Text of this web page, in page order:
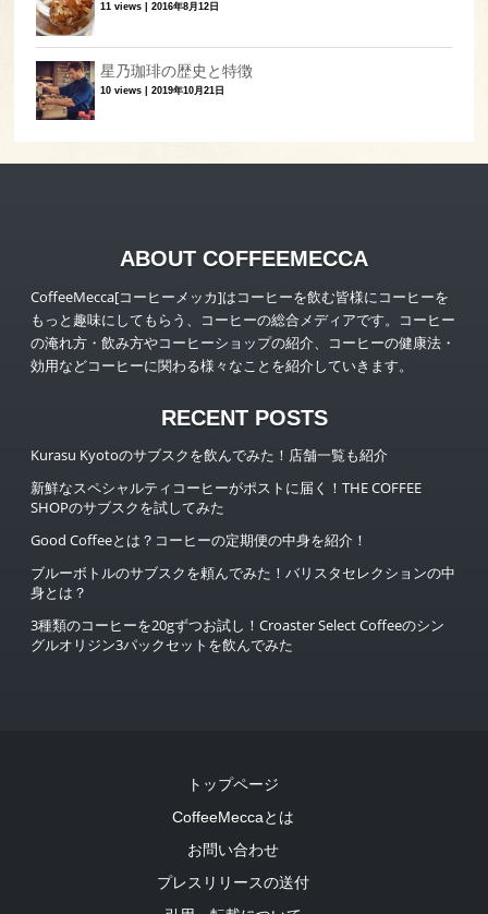
11 views |2016年8月12日
星乃珈琲の歴史と特徴
10 views |2019年10月21日
ABOUT COFFEEMECCA
CoffeeMecca[コーヒーメッカ]はコーヒーを飲む皆様にコーヒーを
もっと趣味にしてもらう、コーヒーの総合メディアです。コーヒー
の淹れ方・飲み方やコーヒーショップの紹介、コーヒーの健康法・
効用などコーヒーに関わる様々なことを紹介していきます。
RECENT POSTS
Kurasu Kyotoのサブスクを飲んでみた！店舗一覧も紹介
新鮮なスペシャルティコーヒーがポストに届く！THE COFFEE
SHOPのサブスクを試してみた
Good Coffeeとは？コーヒーの定期便の中身を紹介！
ブルーボトルのサブスクを頼んでみた！バリスタセレクションの中
身とは？
3種類のコーヒーを20gずつお試し！Croaster Select Coffeeのシン
グルオリジン3パックセットを飲んでみた
トップページ
CoffeeMeccaとは
お問い合わせ
プレスリリースの送付